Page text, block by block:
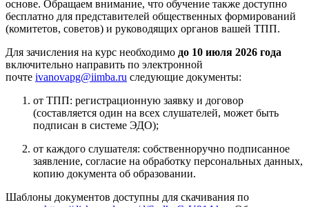
основе. Обращаем внимание, что обучение также доступно
бесплатно для представителей общественных формирований
(комитетов, советов) и руководящих органов вашей ТПП.
Для зачисления на курс необходимо до 10 июля 2026 года
включительно направить по электронной
почте ivanovapg@iimba.ru следующие документы:
от ТПП: регистрационную заявку и договор
(составляется один на всех слушателей, может быть
подписан в системе ЭДО);
от каждого слушателя: собственноручно подписанное
заявление, согласие на обработку персональных данных,
копию документа об образовании.
Шаблоны документов доступны для скачивания по